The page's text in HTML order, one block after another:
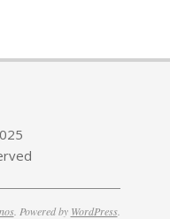
. Powered by WordPress.